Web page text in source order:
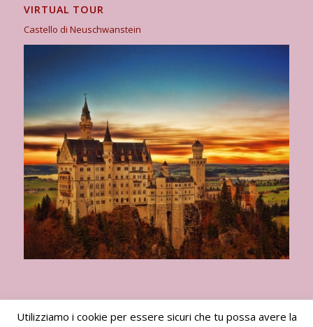
VIRTUAL TOUR
Castello di Neuschwanstein
Utilizziamo i cookie per essere sicuri che tu possa avere la